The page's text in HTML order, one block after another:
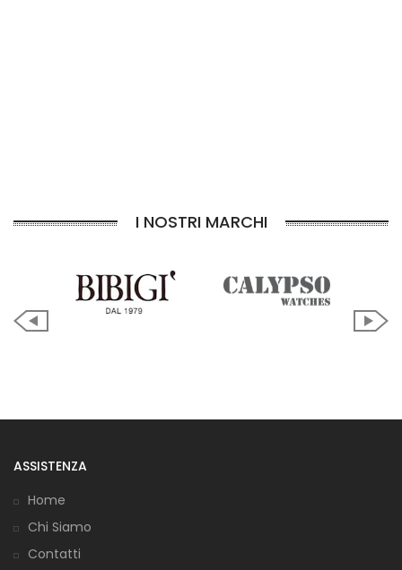
I NOSTRI MARCHI
ASSISTENZA
Home
Chi Siamo
Contatti